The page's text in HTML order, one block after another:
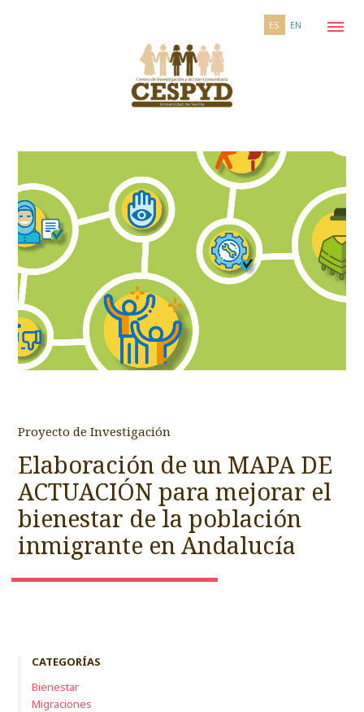
ES EN
Proyecto de Investigación
Elaboración de un MAPA DE
ACTUACIÓN para mejorar el
bienestar de la población
inmigrante en Andalucía
CATEGORÍAS
Bienestar
Migraciones